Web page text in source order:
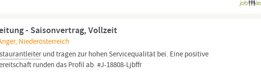
- Saisonvertrag, Vollzeit
Niederösterreich
und tragen zur hohen Servicequalität bei. Eine positive
runden das Profil ab. #J-18808-Ljbffr